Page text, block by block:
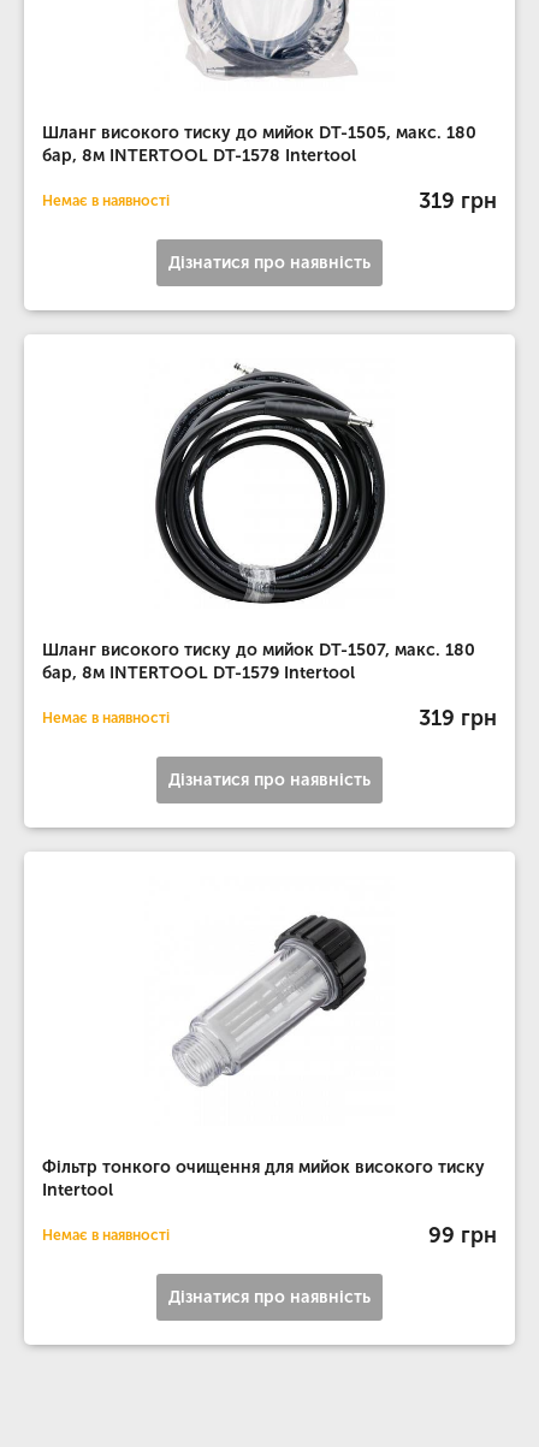
Шланг високого тиску до мийок DT-1505, макс. 180
бар, 8м INTERTOOL DT-1578 Intertool
Немає в наявності 319 грн
Дізнатися про наявність
Шланг високого тиску до мийок DT-1507, макс. 180
бар, 8м INTERTOOL DT-1579 Intertool
Немає в наявності 319 грн
Дізнатися про наявність
Фільтр тонкого очищення для мийок високого тиску
Intertool
Немає в наявності 99 грн
Дізнатися про наявність